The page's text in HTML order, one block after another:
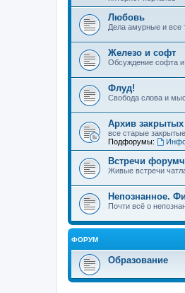
Любовь
Дела амурные и все
Железо и софт
Обсуждение софта и
Флуд!
Свобода слова и
Архив закрытых
все старые
Подфорумы:
Встречи
Живые встречи
Непознанное.
Почти всё о
ФОРУМ
Образование